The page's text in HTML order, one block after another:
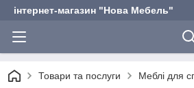
інтернет-магазин "Нова Мебель"
Товари та послуги Меблі для